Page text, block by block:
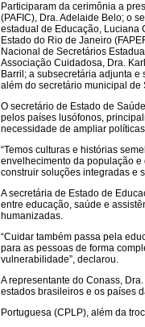
Participaram da cerimônia a
(PAFIC), Dra. Adelaide Belo; o
estadual de Educação, Luciana
Estado do Rio de Janeiro
Nacional de Secretários
Associação Cuidadosa, Dra.
Barril; a subsecretária adjunta
além do secretário municipal de
O secretário de Estado de
pelos países lusófonos,
necessidade de ampliar
“Temos culturas e histórias
envelhecimento da população
construir soluções integradas e
A secretária de Estado de
entre educação, saúde e
humanizadas.
“Cuidar também passa pela
para as pessoas de forma
vulnerabilidade”, declarou.
A representante do Conass,
estados brasileiros e os países
Portuguesa (CPLP), além da